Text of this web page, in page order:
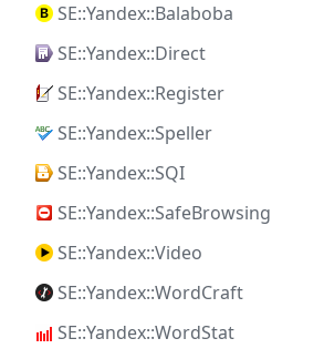
SE::Yandex::Balaboba
SE::Yandex::Direct
SE::Yandex::Register
SE::Yandex::Speller
SE::Yandex::SQI
SE::Yandex::SafeBrowsing
SE::Yandex::Video
SE::Yandex::WordCraft
SE::Yandex::WordStat